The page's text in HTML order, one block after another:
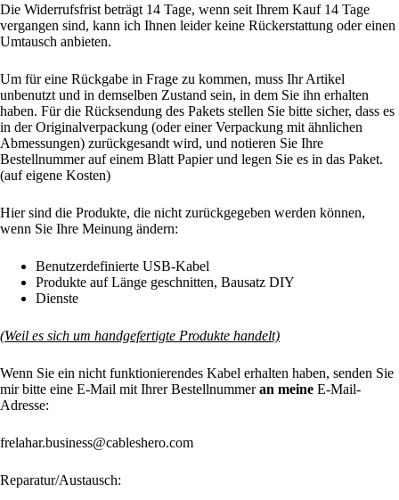
Die Widerrufsfrist beträgt 14 Tage, wenn seit Ihrem Kauf 14 Tage
vergangen sind, kann ich Ihnen leider keine Rückerstattung oder einen
Umtausch anbieten.
Um für eine Rückgabe in Frage zu kommen, muss Ihr Artikel
unbenutzt und in demselben Zustand sein, in dem Sie ihn erhalten
haben. Für die Rücksendung des Pakets stellen Sie bitte sicher, dass es
in der Originalverpackung (oder einer Verpackung mit ähnlichen
Abmessungen) zurückgesandt wird, und notieren Sie Ihre
Bestellnummer auf einem Blatt Papier und legen Sie es in das Paket.
(auf eigene Kosten)
Hier sind die Produkte, die nicht zurückgegeben werden können,
wenn Sie Ihre Meinung ändern:
Benutzerdefinierte USB-Kabel
Produkte auf Länge geschnitten, Bausatz DIY
Dienste
(Weil es sich um handgefertigte Produkte handelt)
Wenn Sie ein nicht funktionierendes Kabel erhalten haben, senden Sie
mir bitte eine E-Mail mit Ihrer Bestellnummeran meine E-Mail-
Adresse:
frelahar.business@cableshero.com
Reparatur/Austausch: